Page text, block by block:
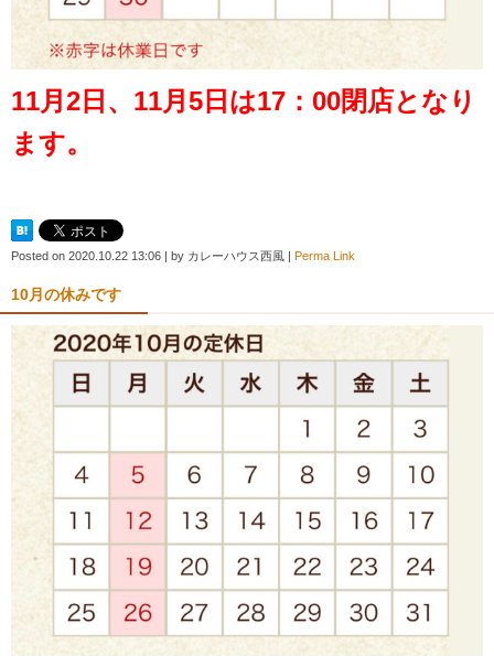
11月2日、11月5日は17：00閉店となり
ます。
Posted on 2020.10.22 13:06 by カレーハウス西風 Perma Link
10月の休みです